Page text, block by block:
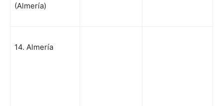
(Almería)
14. Almería